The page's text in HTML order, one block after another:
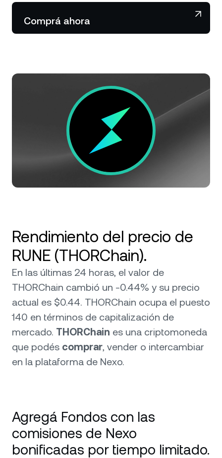
Acciones
Clientes privados
Programa de fidelización
Tether
SOL
Centro de ayuda
Comprá ahora
Rendimiento del precio de
RUNE (THORChain).
En las últimas 24 horas, el valor de
THORChain cambió un -0.44% y su precio
actual es $0.44. THORChain ocupa el puesto
140 en términos de capitalización de
mercado. THORChain es una criptomoneda
que podés comprar, vender o intercambiar
en la plataforma de Nexo.
Agregá Fondos con las
comisiones de Nexo
bonificadas por tiempo limitado.